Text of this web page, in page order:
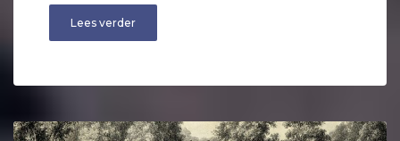
Lees verder